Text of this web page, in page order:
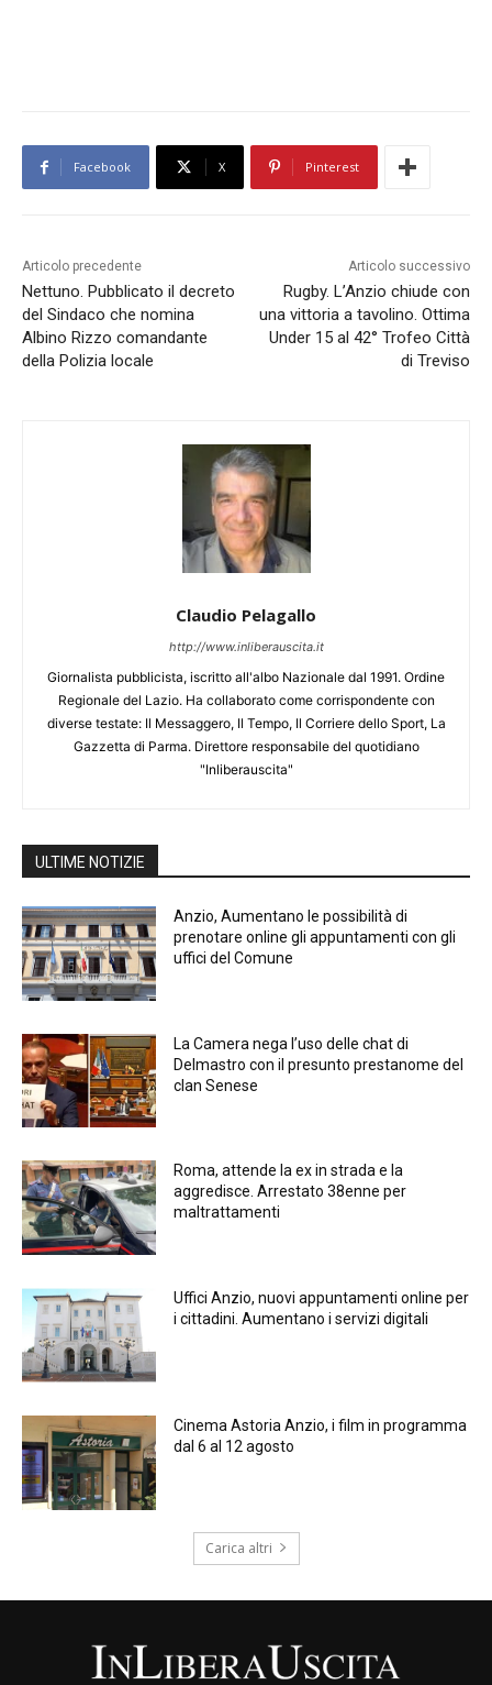
Facebook X Pinterest
Articolo precedente
Nettuno. Pubblicato il decreto
del Sindaco che nomina
Albino Rizzo comandante
della Polizia locale
Articolo successivo
Rugby. L’Anzio chiude con
una vittoria a tavolino. Ottima
Under 15 al 42° Trofeo Città
di Treviso
Claudio Pelagallo
http://www.inliberauscita.it
Giornalista pubblicista, iscritto all'albo Nazionale dal 1991. Ordine
Regionale del Lazio. Ha collaborato come corrispondente con
diverse testate: Il Messaggero, Il Tempo, Il Corriere dello Sport, La
Gazzetta di Parma. Direttore responsabile del quotidiano
"Inliberauscita"
ULTIME NOTIZIE
Anzio, Aumentano le possibilità di
prenotare online gli appuntamenti con gli
uffici del Comune
La Camera nega l’uso delle chat di
Delmastro con il presunto prestanome del
clan Senese
Roma, attende la ex in strada e la
aggredisce. Arrestato 38enne per
maltrattamenti
Uffici Anzio, nuovi appuntamenti online per
i cittadini. Aumentano i servizi digitali
Cinema Astoria Anzio, i film in programma
dal 6 al 12 agosto
Carica altri